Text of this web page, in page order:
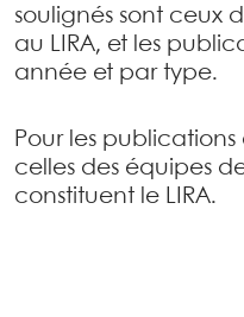
soulignés sont ceux
au LIRA, et les
année et par type.
Pour les
celles des équipes
constituent le LIRA.